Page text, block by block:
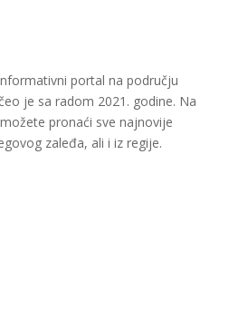
portal na području
je sa radom 2021. godine. Na
pronaći sve najnovije
zaleđa, ali i iz regije.